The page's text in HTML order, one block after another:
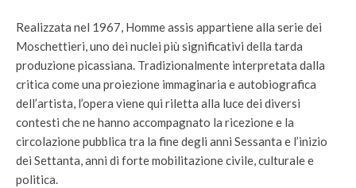
Realizzata nel 1967, Homme assis appartiene alla serie dei
Moschettieri, uno dei nuclei più significativi della tarda
produzione picassiana. Tradizionalmente interpretata dalla
critica come una proiezione immaginaria e autobiografica
dell’artista, l’opera viene qui riletta alla luce dei diversi
contesti che ne hanno accompagnato la ricezione e la
circolazione pubblica tra la fine degli anni Sessanta e l’inizio
dei Settanta, anni di forte mobilitazione civile, culturale e
politica.